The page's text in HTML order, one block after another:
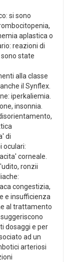
si sono
aplastica o
reazioni di
state
alla classe
il Synflex.
iperkaliemia.
insonnia.
di
oculari:
corneale.
ronzii
congestizia,
e insufficienza
al trattamento
dosaggi e per
ad un
arteriosi